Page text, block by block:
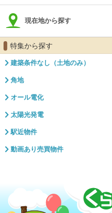
現在地から探す
特集から探す
建築条件なし（土地のみ）
角地
オール電化
太陽光発電
駅近物件
動画あり売買物件